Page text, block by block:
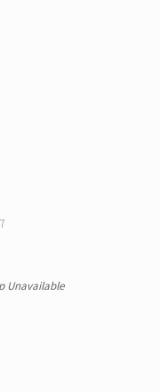
Unavailable